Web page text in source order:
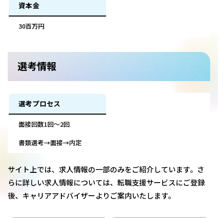
資本金
30百万円
選考情報
選考プロセス
面接回数1回～2回
書類選考→面接→内定
サイト上では、求人情報の一部のみをご紹介しています。さ
らに詳しい求人情報については、転職支援サービスにご登録
後、キャリアアドバイザーよりご案内いたします。